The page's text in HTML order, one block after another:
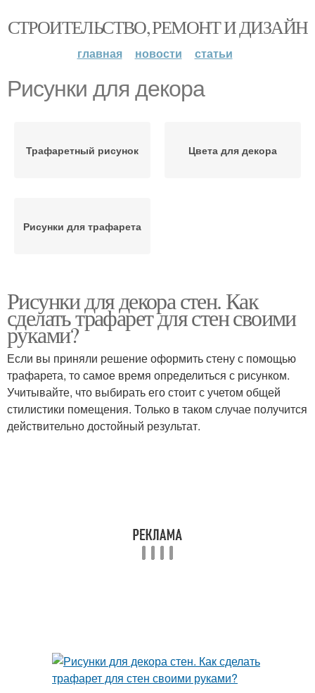
СТРОИТЕЛЬСТВО, РЕМОНТ И ДИЗАЙН
главная новости статьи
Рисунки для декора
Трафаретный рисунок Цвета для декора
Рисунки для трафарета
Рисунки для декора стен. Как
сделать трафарет для стен своими
руками?
Если вы приняли решение оформить стену с помощью
трафарета, то самое время определиться с рисунком.
Учитывайте, что выбирать его стоит с учетом общей
стилистики помещения. Только в таком случае получится
действительно достойный результат.